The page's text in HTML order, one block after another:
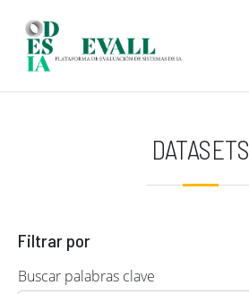
DATASETS
Filtrar por
Buscar palabras clave